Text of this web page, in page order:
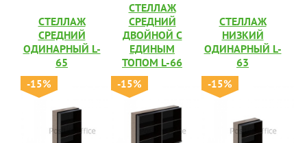
СТЕЛЛАЖ
СРЕДНИЙ
ОДИНАРНЫЙ L-
65
-15%
СТЕЛЛАЖ
СРЕДНИЙ
ДВОЙНОЙ С
ЕДИНЫМ
ТОПОМ L-66
-15%
СТЕЛЛАЖ
НИЗКИЙ
ОДИНАРНЫЙ L-
63
-15%